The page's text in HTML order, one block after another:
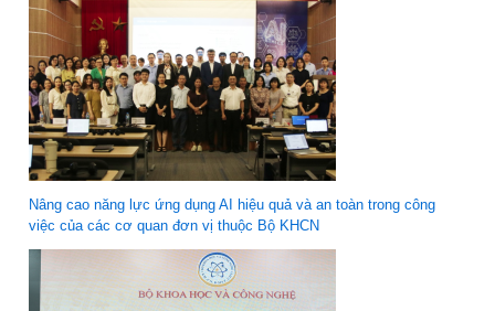
Nâng cao năng lực ứng dụng AI hiệu quả và an toàn trong công
việc của các cơ quan đơn vị thuộc Bộ KHCN